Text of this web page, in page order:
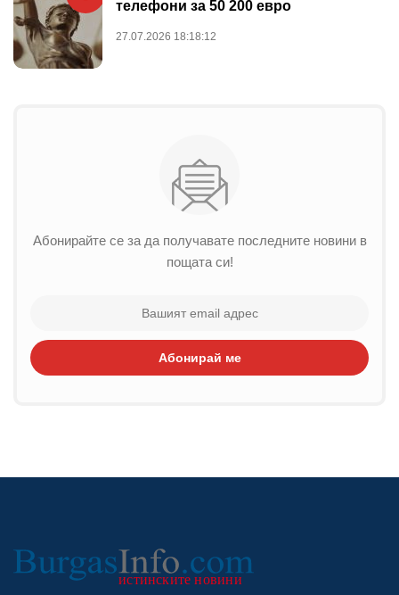
телефони за 50 200 евро
27.07.2026 18:18:12
Абонирайте се за да получавате последните новини в
пощата си!
Абонирай ме